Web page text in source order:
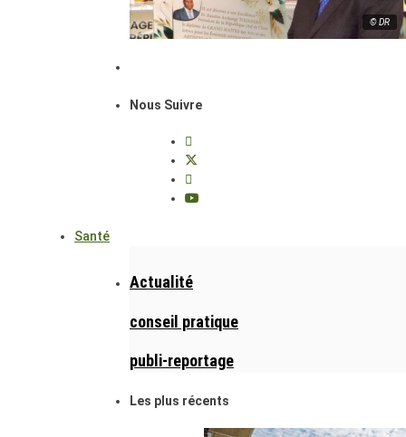
© DR
Nous Suivre
Santé
Actualité
conseil pratique
publi-reportage
Les plus récents